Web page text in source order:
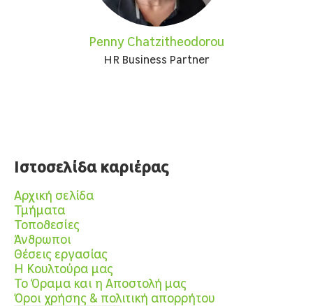
Penny Chatzitheodorou
HR Business Partner
Ιστοσελίδα καριέρας
Αρχική σελίδα
Τμήματα
Τοποθεσίες
Άνθρωποι
Θέσεις εργασίας
Η Κουλτούρα μας
Το Όραμα και η Αποστολή μας
Όροι χρήσης & πολιτική απορρήτου